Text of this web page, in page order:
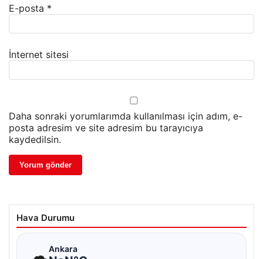
E-posta *
İnternet sitesi
Daha sonraki yorumlarımda kullanılması için adım, e-
posta adresim ve site adresim bu tarayıcıya
kaydedilsin.
Hava Durumu
Ankara